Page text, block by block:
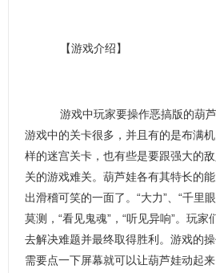
【游戏介绍】
游戏中玩家要操作恶搞版的葫芦
游戏中的关卡很多，并且有的是布满
样的迷宫关卡，也有些是要跟强大的
关的游戏难关。葫芦娃各有其特长的
出滑稽可笑的一面了。“大力”、“千里
莫测，“看见鬼魂”，“听见异响”。玩
去解决难题并最终取得胜利。游戏的
需要点一下屏幕就可以让葫芦娃动起